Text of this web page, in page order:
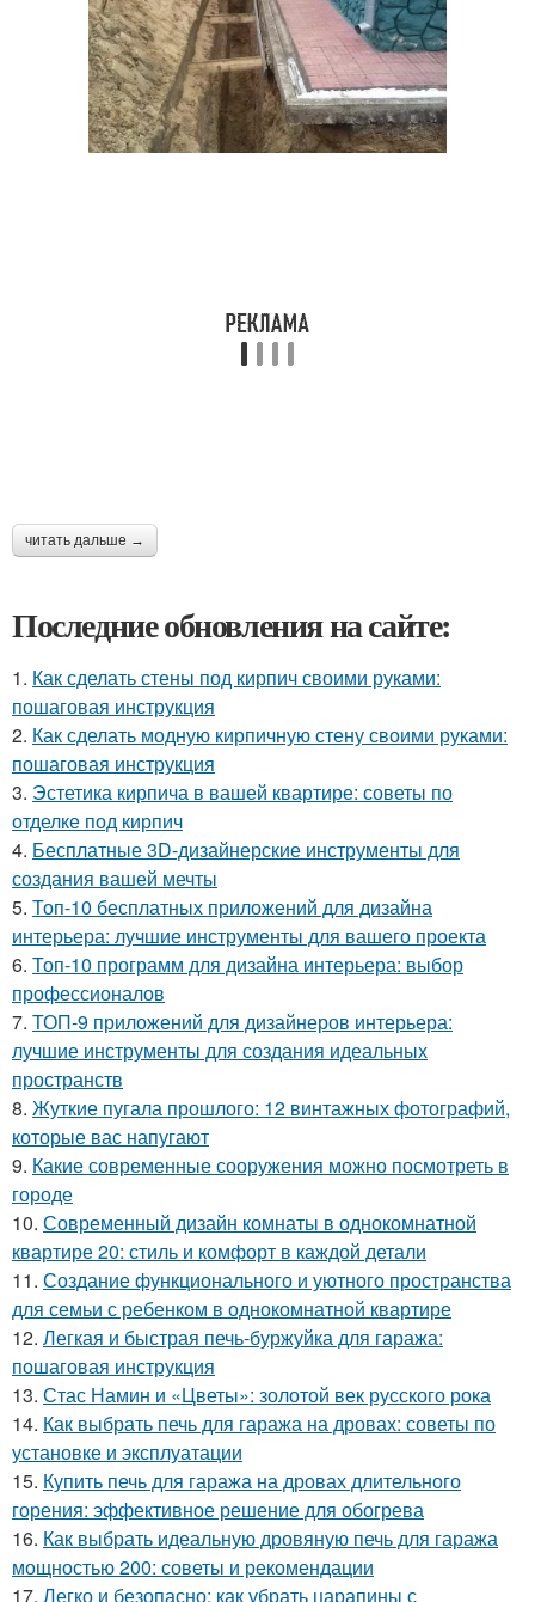
читать дальше →
Последние обновления на сайте:
1. Как сделать стены под кирпич своими руками:
пошаговая инструкция
2. Как сделать модную кирпичную стену своими руками:
пошаговая инструкция
3. Эстетика кирпича в вашей квартире: советы по
отделке под кирпич
4. Бесплатные 3D-дизайнерские инструменты для
создания вашей мечты
5. Топ-10 бесплатных приложений для дизайна
интерьера: лучшие инструменты для вашего проекта
6. Топ-10 программ для дизайна интерьера: выбор
профессионалов
7. ТОП-9 приложений для дизайнеров интерьера:
лучшие инструменты для создания идеальных
пространств
8. Жуткие пугала прошлого: 12 винтажных фотографий,
которые вас напугают
9. Какие современные сооружения можно посмотреть в
городе
10. Современный дизайн комнаты в однокомнатной
квартире 20: стиль и комфорт в каждой детали
11. Создание функционального и уютного пространства
для семьи с ребенком в однокомнатной квартире
12. Легкая и быстрая печь-буржуйка для гаража:
пошаговая инструкция
13. Стас Намин и «Цветы»: золотой век русского рока
14. Как выбрать печь для гаража на дровах: советы по
установке и эксплуатации
15. Купить печь для гаража на дровах длительного
горения: эффективное решение для обогрева
16. Как выбрать идеальную дровяную печь для гаража
мощностью 200: советы и рекомендации
17. Легко и безопасно: как убрать царапины с